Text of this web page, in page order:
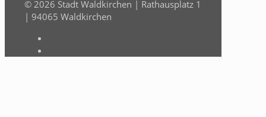
© 2026 Stadt Waldkirchen | Rathausplatz 1
| 94065 Waldkirchen